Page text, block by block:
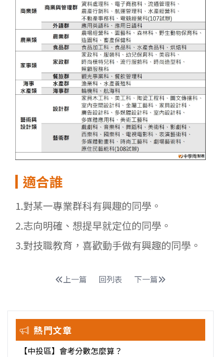
適合誰
1.對某一專業群科有興趣的同學。
2.志向明確、想提早就定位的同學。
3.對技職教育，喜歡動手做有興趣的同學。
上一篇 回列表 下一篇
熱門文章
【中投區】會考分數怎麼算？